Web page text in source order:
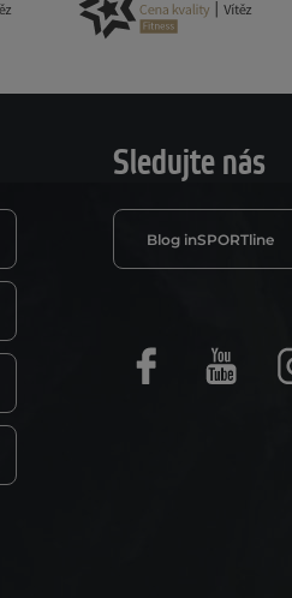
Sledujte nás
Blog inSPORTline
FacebookYoutube